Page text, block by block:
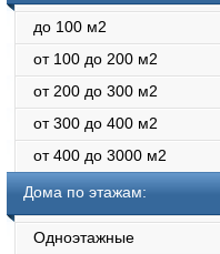
до 100 м2
от 100 до 200 м2
от 200 до 300 м2
от 300 до 400 м2
от 400 до 3000 м2
Дома по этажам:
Одноэтажные